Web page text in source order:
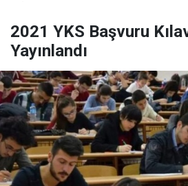
2021 YKS Başvuru
Yayınlandı